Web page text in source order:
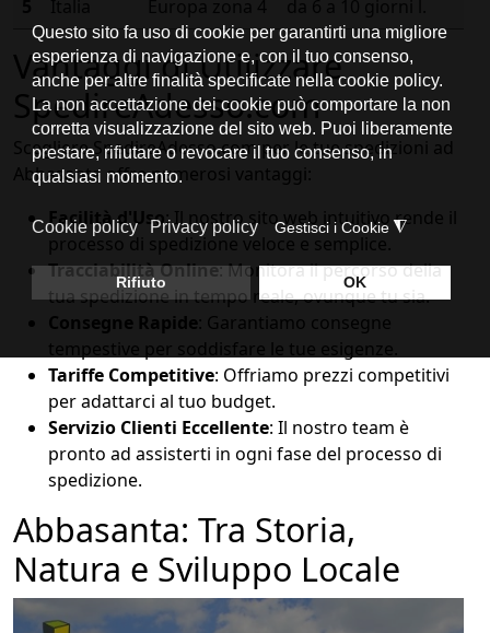
Vantaggi di Utilizzare
SpedireAdesso.com
Scegliere SpedireAdesso.com per le tue spedizioni ad
Abbasanta offre numerosi vantaggi:
Facilità d'Uso: Il nostro sito web intuitivo rende il
processo di spedizione veloce e semplice.
Tracciabilità Online: Monitora il percorso della
tua spedizione in tempo reale, ovunque tu sia.
Consegne Rapide: Garantiamo consegne
tempestive per soddisfare le tue esigenze.
Tariffe Competitive: Offriamo prezzi competitivi
per adattarci al tuo budget.
Servizio Clienti Eccellente: Il nostro team è
pronto ad assisterti in ogni fase del processo di
spedizione.
Abbasanta: Tra Storia,
Natura e Sviluppo Locale